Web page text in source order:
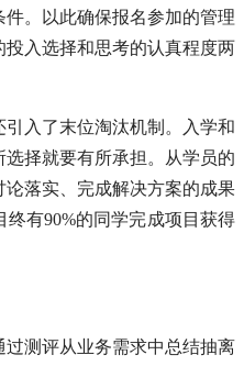
。以此确保报名参加的管理
入选择和思考的认真程度两
入了末位淘汰机制。入学和
择就要有所承担。从学员的
落实、完成解决方案的成果
有90%的同学完成项目获得
测评从业务需求中总结抽离